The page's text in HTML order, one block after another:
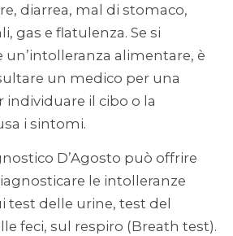
diarrea, mal di stomaco,
gas e flatulenza. Se si
un’intolleranza alimentare, è
un medico per una
individuare il cibo o la
i sintomi.
D’Agosto può offrire
le intolleranze
test delle urine, test del
feci, sul respiro (Breath test).